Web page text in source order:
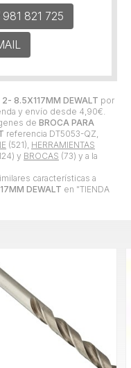
2- 8.5X117MM DEWALT por
y envío desde 4,90€
de BROCA PARA
referencia DT5053-QZ,
(521), HERRAMIENTAS
y BROCAS (73) y a la
características a
DEWALT en "TIENDA
981 821 725